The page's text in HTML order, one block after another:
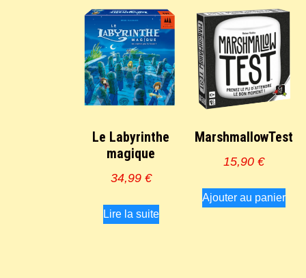
Le Labyrinthe
magique
34,99 €
Lire la suite
MarshmallowTest
15,90 €
Ajouter au panier